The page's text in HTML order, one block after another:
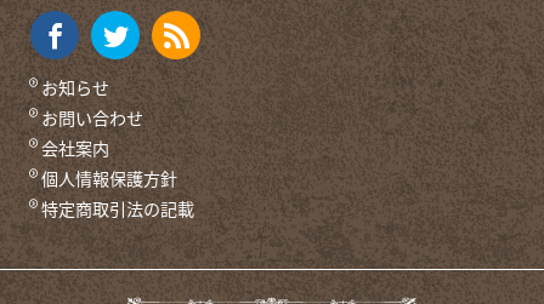
お知らせ
お問い合わせ
会社案内
個人情報保護方針
特定商取引法の記載